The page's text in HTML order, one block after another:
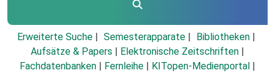
Erweiterte Suche Semesterapparate
Bibliotheken
Aufsätze & Papers
Elektronische Zeitschriften
Fachdatenbanken
Fernleihe KITopen-Medienportal